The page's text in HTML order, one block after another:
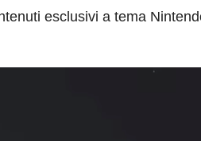
esclusivi a tema